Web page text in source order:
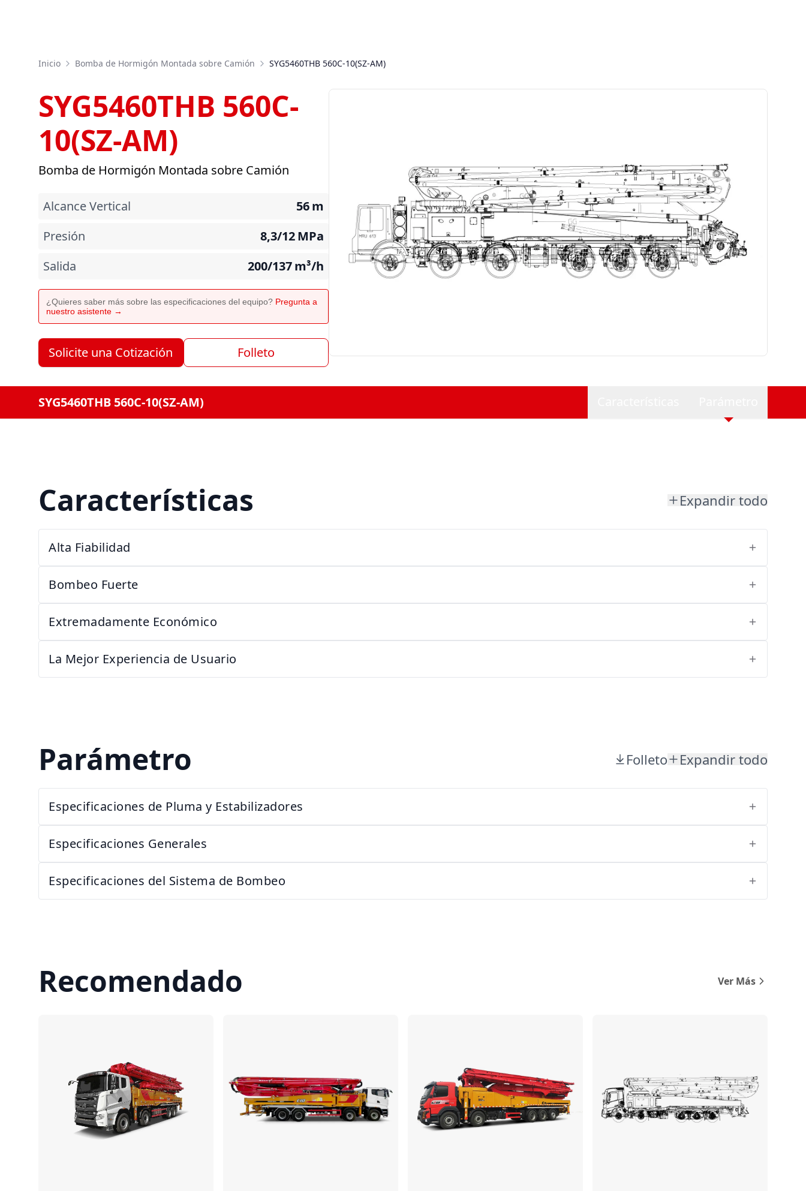
Inicio Bomba de Hormigón Montada sobre Camión SYG5460THB 560C-10(SZ-AM)
SYG5460THB 560C-
10(SZ-AM)
Bomba de Hormigón Montada sobre Camión
Alcance Vertical 56m
Presión
8,3/12MPa
Salida
200/137m³/h
¿Quieres saber más sobre las especificaciones del equipo? Pregunta a
nuestro asistente →
Solicite una Cotización Folleto
SYG5460THB 560C-10(SZ-AM)
Características Expandir todo
Alta Fiabilidad
Bombeo Fuerte
Extremadamente Económico
La Mejor Experiencia de Usuario
Parámetro Folleto Expandir todo
Especificaciones de Pluma y Estabilizadores
Especificaciones Generales
Especificaciones del Sistema de Bombeo
Recomendado Ver Más